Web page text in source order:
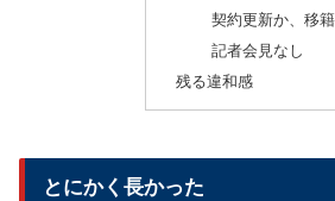
契約更新か、移
記者会見なし
残る違和感
とにかく長かった